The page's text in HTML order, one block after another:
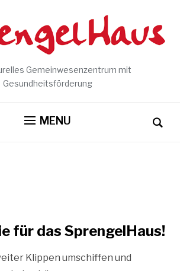
Gemeinwesenzentrum mit
Gesundheitsförderung
MENU
für das SprengelHaus!
Klippen umschiffen und